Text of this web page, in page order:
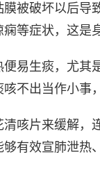
被破坏以后
等症状，这是
易生痰，尤
不出当作小事
咳片来缓解
有效宣肺泄热